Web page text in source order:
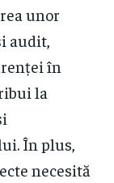
unor
audit,
în
la
În plus,
necesită